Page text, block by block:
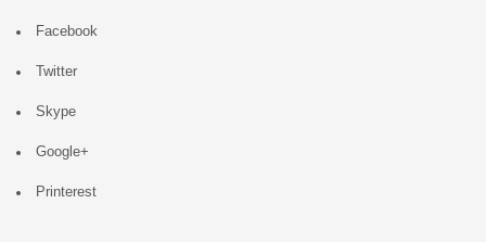
Facebook
Twitter
Skype
Google+
Printerest